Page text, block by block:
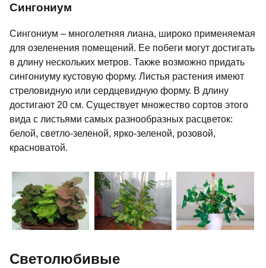
Сингониум
Сингониум – многолетняя лиана, широко применяемая
для озеленения помещений. Ее побеги могут достигать
в длину нескольких метров. Также возможно придать
сингониуму кустовую форму. Листья растения имеют
стреловидную или сердцевидную форму. В длину
достигают 20 см. Существует множество сортов этого
вида с листьями самых разнообразных расцветок:
белой, светло-зеленой, ярко-зеленой, розовой,
красноватой.
Светолюбивые